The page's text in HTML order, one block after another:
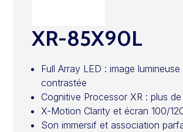
XR-85X90L
Full Array LED : image lumineuse
contrastée
Cognitive Processor XR : plus de
X-Motion Clarity et écran 100/
Son immersif et association